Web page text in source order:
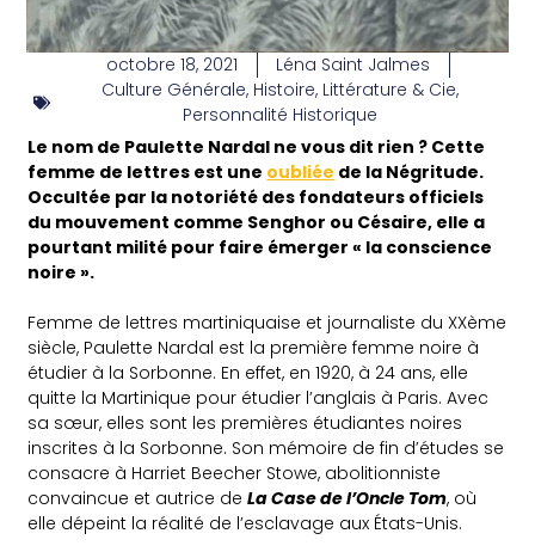
octobre 18, 2021
Léna Saint Jalmes
Culture Générale, Histoire, Littérature & Cie,
Personnalité Historique
Le nom de Paulette Nardal ne vous dit rien ? Cette
femme de lettres est une oubliée de la Négritude.
Occultée par la notoriété des fondateurs officiels
du mouvement comme Senghor ou Césaire, elle a
pourtant milité pour faire émerger « la conscience
noire ».
Femme de lettres martiniquaise et journaliste du XXème
siècle, Paulette Nardal est la première femme noire à
étudier à la Sorbonne. En effet, en 1920, à 24 ans, elle
quitte la Martinique pour étudier l’anglais à Paris. Avec
sa sœur, elles sont les premières étudiantes noires
inscrites à la Sorbonne. Son mémoire de fin d’études se
consacre à Harriet Beecher Stowe, abolitionniste
convaincue et autrice deLa Case de l’Oncle Tom, où
elle dépeint la réalité de l’esclavage aux États-Unis.